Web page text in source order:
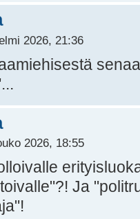
2026, 21:36
2026, 18:55
Ja